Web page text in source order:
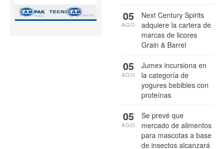
Next Century Spirits
adquiere la cartera de
marcas de licores
Grain & Barrel
05
AGO
Jumex incursiona en
la categoría de
yogures bebibles con
proteínas
05
AGO
Se prevé que
mercado de alimentos
para mascotas a base
de insectos alcanzará
05
AGO